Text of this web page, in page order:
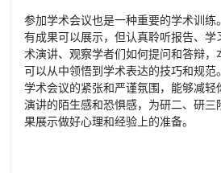
参加学术会议也是一种重要的学术训练
有成果可以展示，但认真聆听报告、学
术演讲、观察学者们如何提问和答辩，
可以从中领悟到学术表达的技巧和规范
学术会议的紧张和严谨氛围，能够减轻
演讲的陌生感和恐惧感，为研二、研三
果展示做好心理和经验上的准备。